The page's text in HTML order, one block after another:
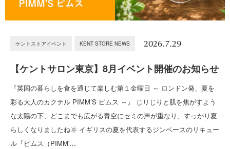
ケントストアイベント KENT STORE NEWS 2026.7.29
【ケントサロン東京】8月イベント開催のお知らせ
『英国の暮らしを食を通じて楽しむ第１金曜日 ～ ロンドン発、夏を
彩る大人のカクテル PIMM’S ピムス ～』 じりじりと肌を焦がすよう
な太陽の下、どこまでも広がる青空にセミの声が重なり、すっかり夏
らしくなりましたね🌞 イギリスの夏を代表するジンベースのリキュー
ル『ピムス（PIMM'…